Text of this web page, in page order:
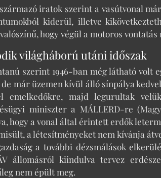
iratok szerint a vasútvonal
kiderül, illetve
hogy végül a motoros
világháború utáni időszak
szerint 1946-ban még látható volt
de már üzemen kívül álló sínpálya
emelkedőkre, majd legurultak
miniszter a MÁLLERD-re
hogy a vonal által érintett erdők
a létesítményeket nem kívánja
a további dézsmálások
állomásról kiindulva tervez
nem épült meg.